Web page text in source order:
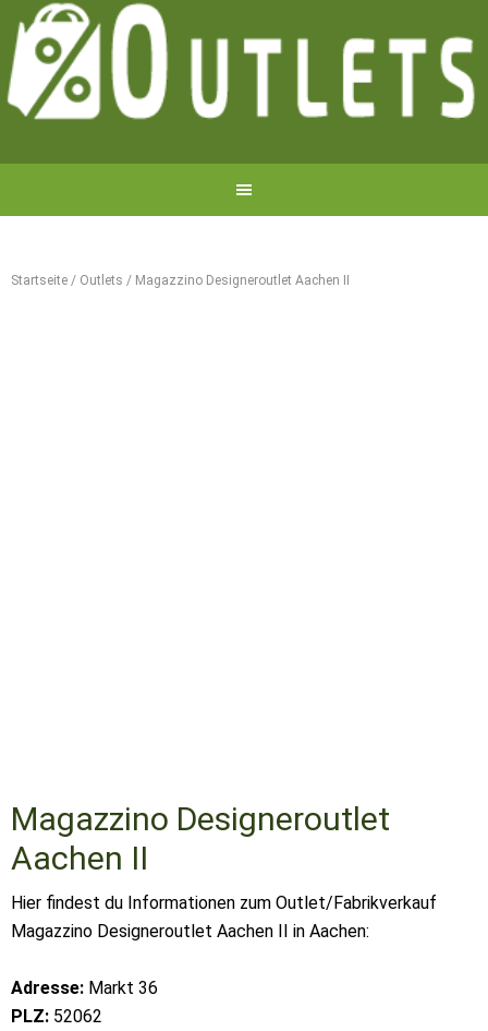
Startseite / Outlets / Magazzino Designeroutlet Aachen II
Magazzino Designeroutlet
Aachen II
Hier findest du Informationen zum Outlet/Fabrikverkauf
Magazzino Designeroutlet Aachen II in Aachen:
Adresse: Markt 36
PLZ: 52062